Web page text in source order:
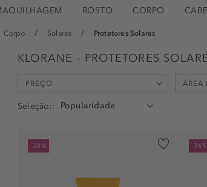
ROSTO CORPO
Corpo Solares Protetores Solares
KLORANE - PROTETORES
PREÇO
min
max
ÁREA
Seleção:
-28% -36%